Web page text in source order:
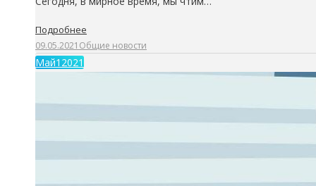
Подробнее
09.05.2021 Общие новости
Май1 2021